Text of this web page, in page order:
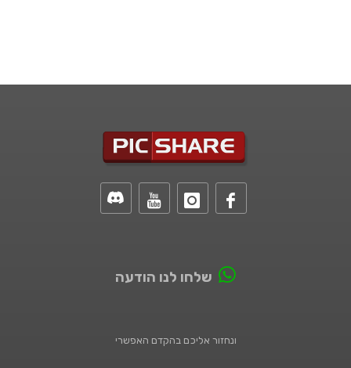
שלחו לנו הודעה
ונחזור אליכם בהקדם האפשרי